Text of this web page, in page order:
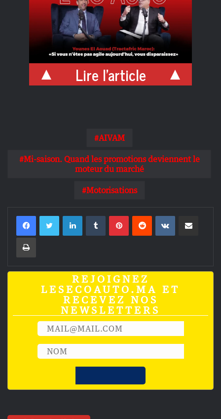
Lire l'article
AIVAM
Mi-saison. Quand les promotions deviennent le
moteur du marché
Motorisations
LinkedinTumblrPinterestReddit VKontakte
Imprimer
REJOIGNEZ
LESECOAUTO.MA ET
RECEVEZ NOS
NEWSLETTERS